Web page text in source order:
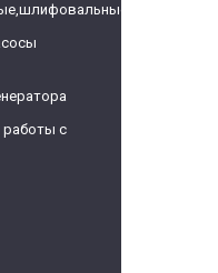
работы с